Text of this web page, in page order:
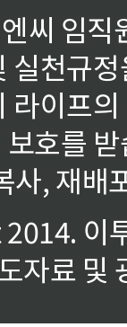
씨 임
실천규
라이프
호를
사, 재배
이
자료